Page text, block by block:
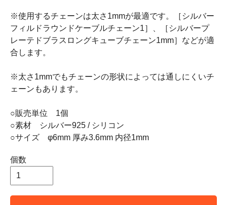
※使用するチェーンは太さ1mmが最適です。［シルバー
フィルドラウンドケーブルチェーン1］、［シルバープ
レーテドブラスロングキューブチェーン1mm］などが適
合します。
※太さ1mmでもチェーンの形状によっては通しにくいチ
ェーンもあります。
○販売単位 1個
○素材 シルバー925 / シリコン
○サイズ φ6mm 厚み3.6mm 内径1mm
個数